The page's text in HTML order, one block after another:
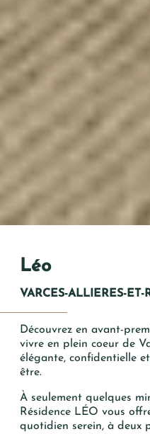
Vos
NOM*
MAIL *
Léo
VARCES-ALLIERES-ET-
Découvrez en avant-
vivre en plein coeur de
élégante, confidentielle
être.
À seulement quelques
Résidence LÉO vous
quotidien serein, à deux